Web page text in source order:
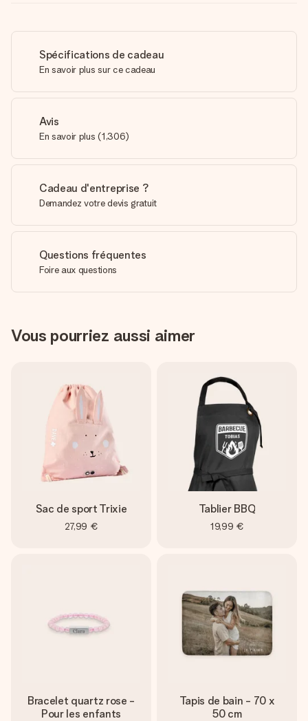
Spécifications de cadeau
En savoir plus sur ce cadeau
Avis
En savoir plus (1,306)
Cadeau d'entreprise ?
Demandez votre devis gratuit
Questions fréquentes
Foire aux questions
Vous pourriez aussi aimer
Sac de sport Trixie
27,99 €
Tablier BBQ
19,99 €
Bracelet quartz rose -
Pour les enfants
Tapis de bain - 70 x
50 cm